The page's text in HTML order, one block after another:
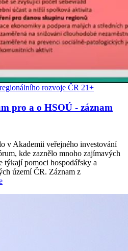
rozvoje ČR 21+
pro a o HSOÚ - záznam
v Akademii veřejného investování
kde zaznělo mnoho zajímavých
týkají pomoci hospodářsky a
území ČR. Záznam z